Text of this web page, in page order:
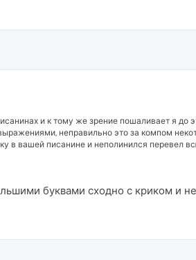
и к тому же зрение пошаливает я до
неправильно это за компом
в вашей писанине и неполинился перевел
буквами сходно с криком и